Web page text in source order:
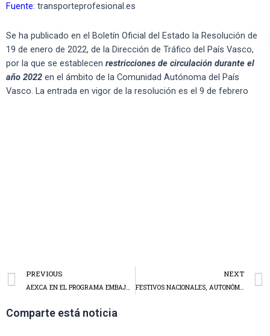
Fuente: transporteprofesional.es
Se ha publicado en el Boletín Oficial del Estado la Resolución de
19 de enero de 2022, de la Dirección de Tráfico del País Vasco,
por la que se establecen restricciones de circulación durante el
año 2022 en el ámbito de la Comunidad Autónoma del País
Vasco. La entrada en vigor de la resolución es el 9 de febrero
PREVIOUS
AEXCA EN EL PROGRAMA EMBAJADORES DE CEOE CEPYE
NEXT
FESTIVOS NACIONALES, AUTONÓMICOS Y LOCALES 2022
Comparte está noticia